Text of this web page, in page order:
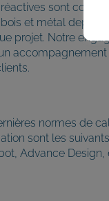
sont
et métal depuis
projet. Notre
normes de
sont les
Advance Design,